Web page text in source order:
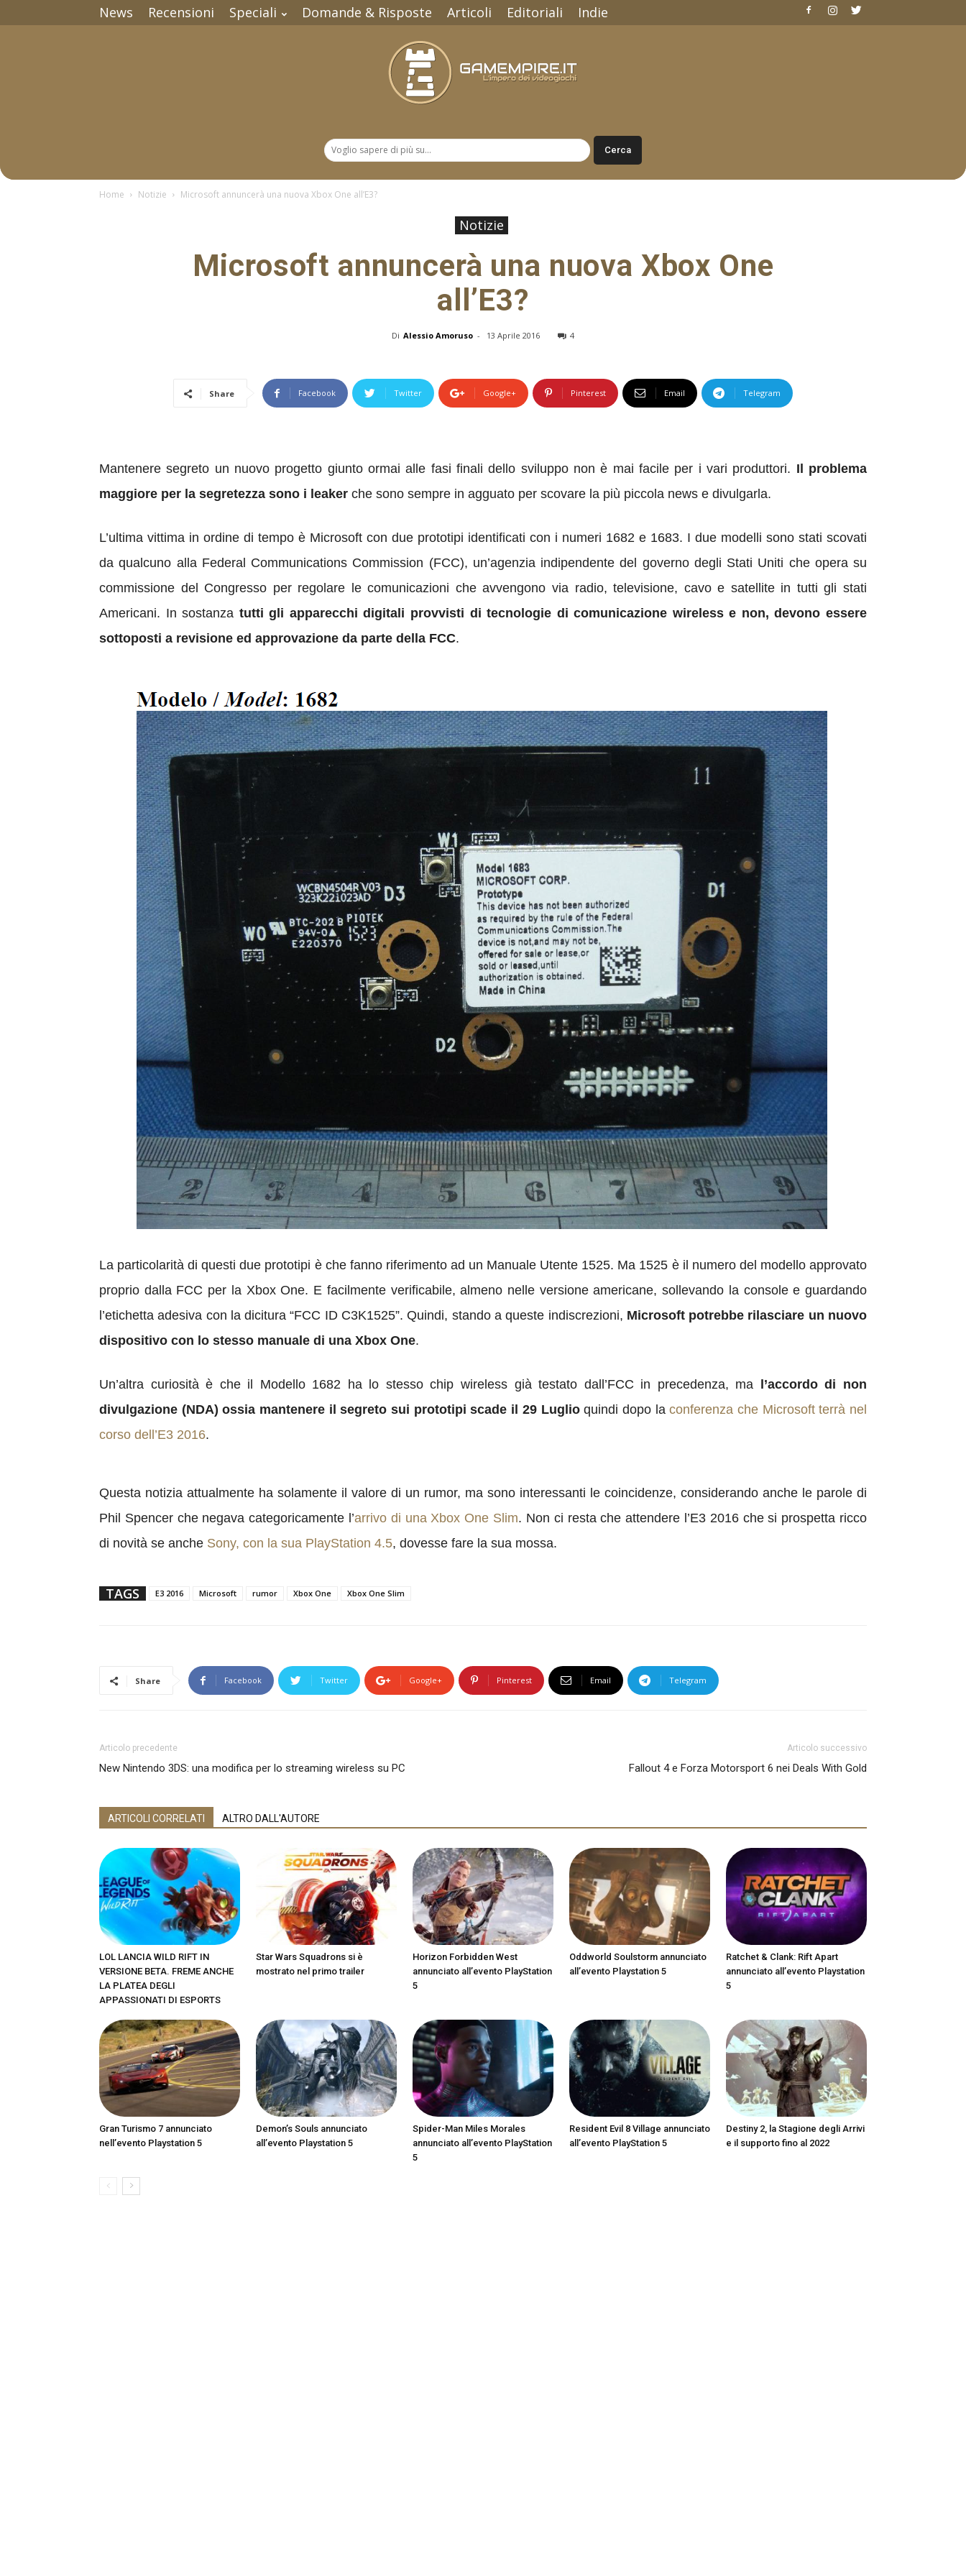
News Recensioni Speciali Domande & Risposte Articoli Editoriali Indie
Home Notizie Microsoft annuncerà una nuova Xbox One all’E3?
Notizie
Microsoft annuncerà una nuova Xbox One
all’E3?
Di Alessio Amoruso - 13 Aprile 2016 4
Share Facebook Twitter Google+ Pinterest Email Telegram
Mantenere segreto un nuovo progetto giunto ormai alle fasi finali dello sviluppo non è mai facile per i vari produttori. Il problema
maggiore per la segretezza sono i leaker che sono sempre in agguato per scovare la più piccola news e divulgarla.
L’ultima vittima in ordine di tempo è Microsoft con due prototipi identificati con i numeri 1682 e 1683. I due modelli sono stati scovati
da qualcuno alla Federal Communications Commission (FCC), un’agenzia indipendente del governo degli Stati Uniti che opera su
commissione del Congresso per regolare le comunicazioni che avvengono via radio, televisione, cavo e satellite in tutti gli stati
Americani. In sostanza tutti gli apparecchi digitali provvisti di tecnologie di comunicazione wireless e non, devono essere
sottoposti a revisione ed approvazione da parte della FCC.
La particolarità di questi due prototipi è che fanno riferimento ad un Manuale Utente 1525. Ma 1525 è il numero del modello approvato
proprio dalla FCC per la Xbox One. E facilmente verificabile, almeno nelle versione americane, sollevando la console e guardando
l’etichetta adesiva con la dicitura “FCC ID C3K1525”. Quindi, stando a queste indiscrezioni, Microsoft potrebbe rilasciare un nuovo
dispositivo con lo stesso manuale di una Xbox One.
Un’altra curiosità è che il Modello 1682 ha lo stesso chip wireless già testato dall’FCC in precedenza, ma l’accordo di non
divulgazione (NDA) ossia mantenere il segreto sui prototipi scade il 29 Luglioquindi dopo laconferenza che Microsoft terrà nel
corso dell’E3 2016.
Questa notizia attualmente ha solamente il valore di un rumor, ma sono interessanti le coincidenze, considerando anche le parole di
Phil Spencer che negava categoricamente l’arrivo di una Xbox One Slim. Non ci resta che attendere l’E3 2016 che si prospetta ricco
di novità se anche Sony, con la sua PlayStation 4.5, dovesse fare la sua mossa.
TAGS E3 2016 Microsoft rumor Xbox One Xbox One Slim
Share Facebook Twitter Google+ Pinterest Email Telegram
Articolo precedente
New Nintendo 3DS: una modifica per lo streaming wireless su PC
Articolo successivo
Fallout 4 e Forza Motorsport 6 nei Deals With Gold
ARTICOLI CORRELATI ALTRO DALL'AUTORE
LOL LANCIA WILD RIFT IN
VERSIONE BETA. FREME ANCHE
LA PLATEA DEGLI
APPASSIONATI DI ESPORTS
Star Wars Squadrons si è
mostrato nel primo trailer
Horizon Forbidden West
annunciato all’evento PlayStation
5
Oddworld Soulstorm annunciato
all’evento Playstation 5
Ratchet & Clank: Rift Apart
annunciato all’evento Playstation
5
Gran Turismo 7 annunciato
nell’evento Playstation 5
Demon’s Souls annunciato
all’evento Playstation 5
Spider-Man Miles Morales
annunciato all’evento PlayStation
5
Resident Evil 8 Village annunciato
all’evento PlayStation 5
Destiny 2, la Stagione degli Arrivi
e il supporto fino al 2022